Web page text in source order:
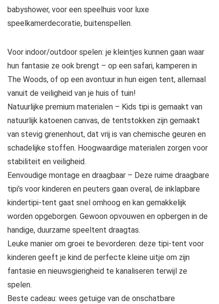
babyshower, voor een speelhuis voor luxe
speelkamerdecoratie, buitenspellen.
Voor indoor/outdoor spelen: je kleintjes kunnen gaan waar
hun fantasie ze ook brengt – op een safari, kamperen in
The Woods, of op een avontuur in hun eigen tent, allemaal
vanuit de veiligheid van je huis of tuin!
Natuurlijke premium materialen – Kids tipi is gemaakt van
natuurlijk katoenen canvas, de tentstokken zijn gemaakt
van stevig grenenhout, dat vrij is van chemische geuren en
schadelijke stoffen. Hoogwaardige materialen zorgen voor
stabiliteit en veiligheid.
Eenvoudige montage en draagbaar – Deze ruime draagbare
tipi’s voor kinderen en peuters gaan overal, de inklapbare
kindertipi-tent gaat snel omhoog en kan gemakkelijk
worden opgeborgen. Gewoon opvouwen en opbergen in de
handige, duurzame speeltent draagtas.
Leuke manier om groei te bevorderen: deze tipi-tent voor
kinderen geeft je kind de perfecte kleine uitje om zijn
fantasie en nieuwsgierigheid te kanaliseren terwijl ze
spelen.
Beste cadeau: wees getuige van de onschatbare